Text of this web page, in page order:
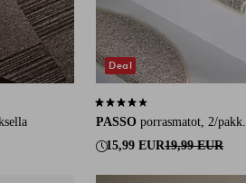
PASSO porrasmatot, 2/pakk.
15,99 EUR19,99 EUR
4,1 perustuen 12 arvosanaan
Deal